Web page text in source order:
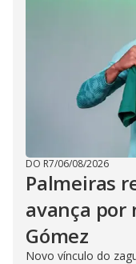
DO R7/06/08/2026
Palmeiras
avança por
Gómez
Novo vínculo do